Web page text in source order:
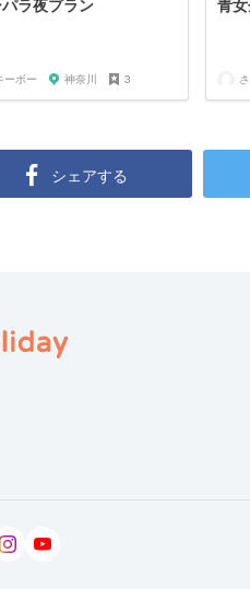
ラ夜プラン
ーボー 神奈川 3
青
シェアする